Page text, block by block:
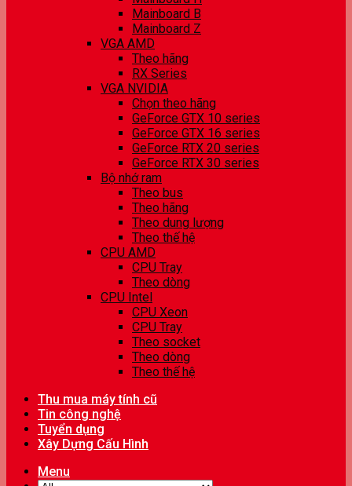
Mainboard B
Mainboard Z
VGA AMD
Theo hãng
RX Series
VGA NVIDIA
Chọn theo hãng
GeForce GTX 10 series
GeForce GTX 16 series
GeForce RTX 20 series
GeForce RTX 30 series
Bộ nhớ ram
Theo bus
Theo hãng
Theo dung lượng
Theo thế hệ
CPU AMD
CPU Tray
Theo dòng
CPU Intel
CPU Xeon
CPU Tray
Theo socket
Theo dòng
Theo thế hệ
Thu mua máy tính cũ
Tin công nghệ
Tuyển dụng
Xây Dựng Cấu Hình
Menu